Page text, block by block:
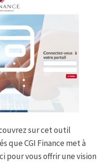
sur cet outil
que CGI Finance met à
pour vous offrir une vision